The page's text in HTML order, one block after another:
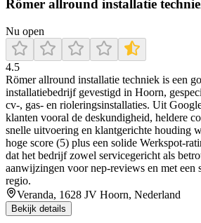
Römer allround installatie
Nu open
4.5
Römer allround installatie techniek is een
installatiebedrijf gevestigd in Hoorn,
cv‑, gas‑ en rioleringsinstallaties. Uit
klanten vooral de deskundigheid, heldere
snelle uitvoering en klantgerichte houding
hoge score (5) plus een solide Werkspot-
dat het bedrijf zowel servicegericht als
aanwijzingen voor nep‑reviews en met een
regio.
Veranda, 1628 JV Hoorn, Nederland
Bekijk details